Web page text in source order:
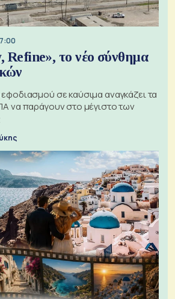
Refine», το νέο σύνθημα
σε καύσιμα αναγκάζει τα
να παράγουν στο μέγιστο των